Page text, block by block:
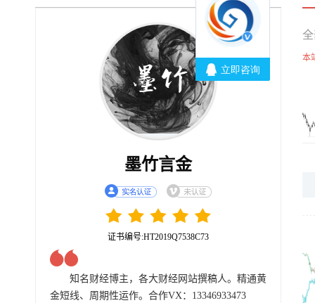
墨竹言金
证书编号:HT2019Q7538C73
知名财经博主，各大财经网站撰稿人。精通黄
金短线、周期性运作。合作VX：13346933473
本